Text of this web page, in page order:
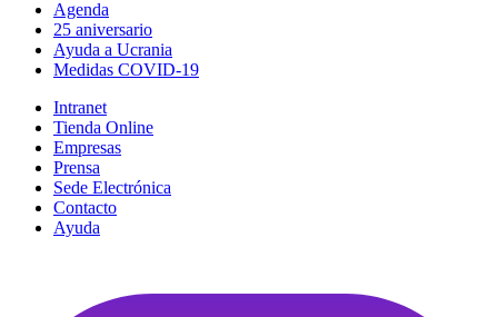
Agenda
25 aniversario
Ayuda a Ucrania
Medidas COVID-19
Intranet
Tienda Online
Empresas
Prensa
Sede Electrónica
Contacto
Ayuda